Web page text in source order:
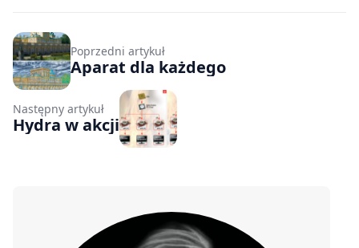
Poprzedni artykuł
Aparat dla każdego
Następny artykuł
Hydra w akcji